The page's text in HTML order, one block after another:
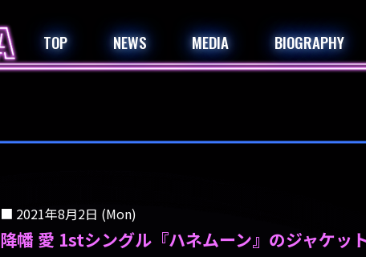
TOP NEWS MEDIA BIOGRAPHY
2021年8月2日 (Mon)
降幡 愛 1stシングル『ハネムーン』のジャケッ